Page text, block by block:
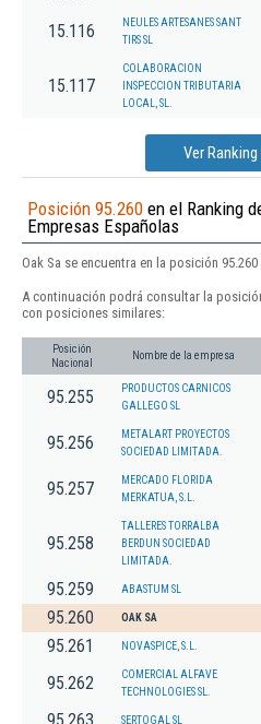
15.116
NEULES ARTESANES SANT
TIRS SL
15.117
COLABORACION
INSPECCION TRIBUTARIA
LOCAL, SL.
Ver
Posición 95.260 en el Ranking
Empresas Españolas
Oak Sa se encuentra en la posición
A continuación podrá consultar la
con posiciones similares:
Posición
Nacional
Nombre de la empresa
95.255
PRODUCTOS CARNICOS
GALLEGO SL
95.256
METALART PROYECTOS
SOCIEDAD LIMITADA.
95.257
MERCADO FLORIDA
MERKATUA, S.L.
95.258
TALLERES TORRALBA
BERDUN SOCIEDAD
LIMITADA.
95.259 ABASTUM SL
95.260 OAK SA
95.261 NOVASPICE, S.L.
95.262
COMERCIAL ALFAVE
TECHNOLOGIES SL.
SERTOGAL SL